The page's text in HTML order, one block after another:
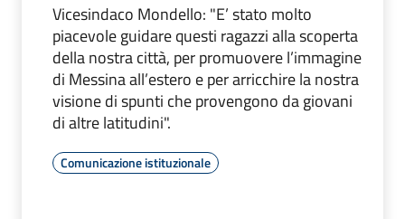
Vicesindaco Mondello: "E’ stato molto
piacevole guidare questi ragazzi alla scoperta
della nostra città, per promuovere l’immagine
di Messina all’estero e per arricchire la nostra
visione di spunti che provengono da giovani
di altre latitudini".
Comunicazione istituzionale